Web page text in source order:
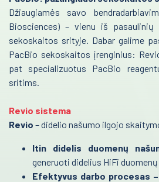
Reanimacija ir intensyvi
Pulmonologija ir alergologija
Skubi medicininė pagalba
Laborotorinė medicina
Gastroenterologija
Onkohematologija
PacBio (Pacific Biosciences)
Covaris
Mėginių transportavimo sistemos/
automatizavimas
Džiaugiamės savo
Biosciences) – vienu iš
sekoskaitos srityje. Dabar galime
PacBio sekoskaitos įrenginius:
pat specializuotus PacBio
sritims.
Revio sistema
Revio – didelio našumo ilgojo
Itin didelis duomenų
generuoti didelius HiFi
Efektyvus darbo procesas –